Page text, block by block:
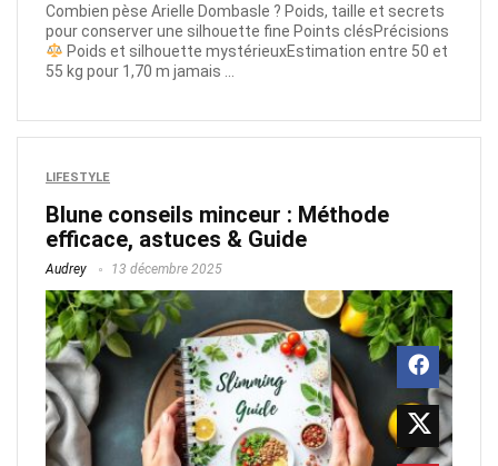
Combien pèse Arielle Dombasle ? Poids, taille et secrets
pour conserver une silhouette fine Points clésPrécisions
Poids et silhouette mystérieuxEstimation entre 50 et
55 kg pour 1,70 m jamais ...
LIFESTYLE
Blune conseils minceur : Méthode
efficace, astuces & Guide
Audrey 13 décembre 2025